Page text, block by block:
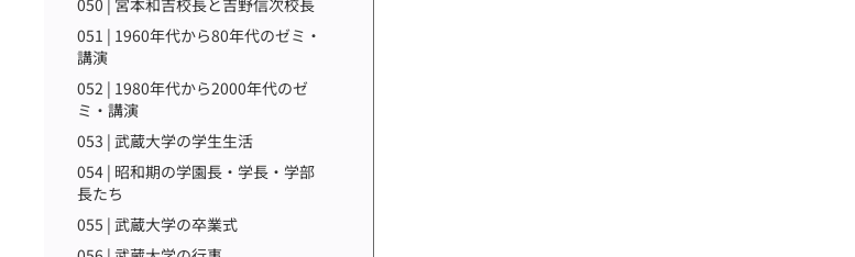
050 | 宮本和吉校長と吉野信次校長
051 | 1960年代から80年代のゼミ・
講演
052 | 1980年代から2000年代のゼ
ミ・講演
053 | 武蔵大学の学生生活
054 | 昭和期の学園長・学長・学部
長たち
055 | 武蔵大学の卒業式